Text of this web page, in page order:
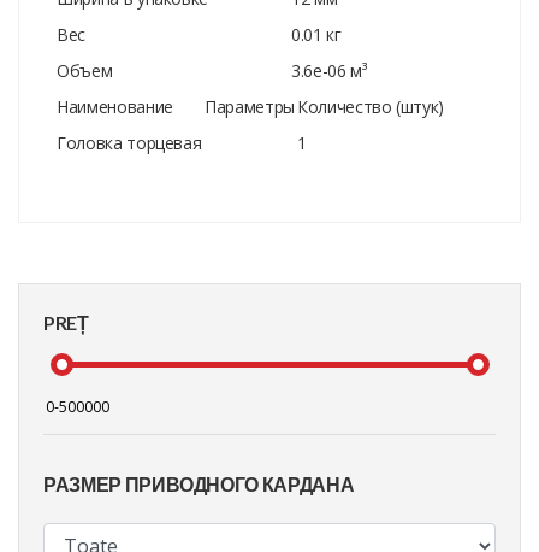
PREȚ
РАЗМЕР ПРИВОДНОГО КАРДАНА
Вес
0.01 кг
Объем
3.6e-06 м³
Наименование
Параметры Количество (штук)
Головка торцевая
1